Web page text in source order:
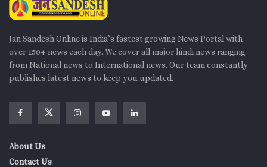
Jan Sandesh Online is India’s fastest growing News Portal with
over 150+ news each day. We cover all major hindi news ranging
from National news to International news. Our team constantly
publishes latest news to keep you updated.
About Us
Contact Us